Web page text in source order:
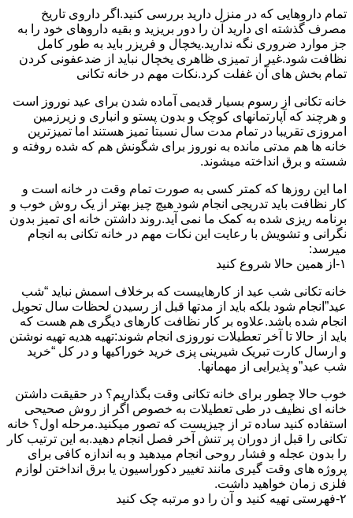
تمام داروهایی که در منزل دارید بررسی کنید.اگر داروی تاریخ
مصرف گذشته ای دارید آن را دور بریزید و بقیه داروهای خود را به
جز موارد ضروری نگه ندارید.یخچال و فریزر باید به طور کامل
نظافت شود.غیر از تمیزی ظاهری یخچال نباید از ضدعفونی کردن
تمام بخش های آن غفلت کرد.نکات مهم در خانه تکانی
خانه تکانی از رسوم بسیار قدیمی آماده شدن برای عید نوروز است
و هرچند که آپارتمانهای کوچک و بدون پستو و انباری و زیرزمین
امروزی تقریبا در تمام مدت سال نسبتا تمیز هستند اما تمیزترین
خانه ها هم مدتی مانده به نوروز برای شگونش هم که شده روفته و
شسته و برق انداخته میشوند.
اما این روزها که کمتر کسی به صورت تمام وقت در خانه است و
کار نظافت باید تدریجی انجام شود هیچ چیز بهتر از یک روش خوب و
برنامه ریزی شده به کمک ما نمی آید.روند داشتن خانه ای تمیز بدون
نگرانی و تشویش با رعایت این نکات مهم در خانه تکانی به انجام
میرسد:
۱-از همین حالا شروع کنید
خانه تکانی شب عید از کارهاییست که برخلاف اسمش نباید “شب
عید”انجام شود بلکه باید از مدتها قبل از رسیدن لحظات سال تحویل
انجام شده باشد.علاوه بر کار نظافت کارهای دیگری هم هست که
باید از حالا تا آخر تعطیلات نوروزی انجام شوند:تهیه هدیه تهیه نوشتن
و ارسال کارت تبریک شیرینی پزی خرید خوراکیها و در کل “خرید
شب عید”و پذیرایی از مهمانها.
خوب حالا چطور برای خانه تکانی وقت بگذاریم؟ در حقیقت داشتن
خانه ای نظیف در طی تعطیلات به خصوص اگر از روش صحیحی
استفاده کنید ساده تر از چیزیست که تصور میکنید.مرحله اول؟ خانه
تکانی را قبل از دوران پر تنش آخر فصل انجام دهید.به این ترتیب کار
را بدون عجله و فشار روحی انجام میدهید و به اندازه کافی برای
پروژه های وقت گیری مانند تغییر دکوراسیون یا برق انداختن لوازم
فلزی زمان خواهید داشت.
۲-فهرستی تهیه کنید و آن را دو مرتبه چک کنید